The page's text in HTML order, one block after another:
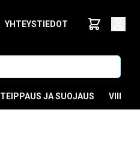
YHTEYSTIEDOT
TEIPPAUS JA SUOJAUS